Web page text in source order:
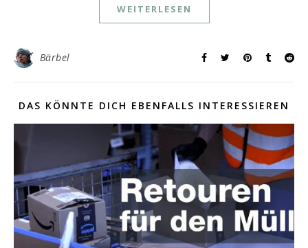
WEITERLESEN
Bärbel
DAS KÖNNTE DICH EBENFALLS INTERESSIEREN